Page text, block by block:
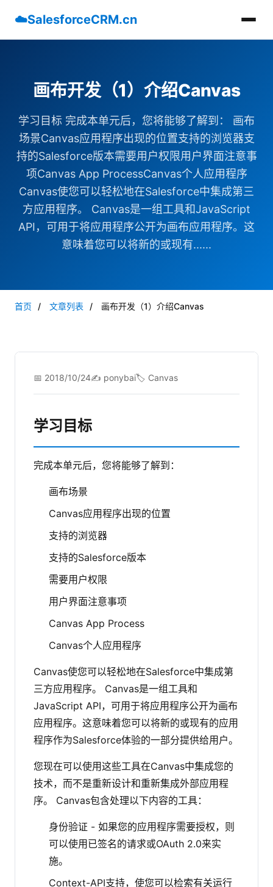
☁️SalesforceCRM.cn
画布开发（1）介绍Canvas
学习目标 完成本单元后，您将能够了解到： 画布
场景Canvas应用程序出现的位置支持的浏览器支
持的Salesforce版本需要用户权限用户界面注意事
项Canvas App ProcessCanvas个人应用程序
Canvas使您可以轻松地在Salesforce中集成第三
方应用程序。 Canvas是一组工具和JavaScript
API，可用于将应用程序公开为画布应用程序。这
意味着您可以将新的或现有......
首页 / 文章列表 / 画布开发（1）介绍Canvas
📅 2018/10/24✍️ ponybai🏷️ Canvas
学习目标
完成本单元后，您将能够了解到：
画布场景
Canvas应用程序出现的位置
支持的浏览器
支持的Salesforce版本
需要用户权限
用户界面注意事项
Canvas App Process
Canvas个人应用程序
Canvas使您可以轻松地在Salesforce中集成第
三方应用程序。 Canvas是一组工具和
JavaScript API，可用于将应用程序公开为画布
应用程序。这意味着您可以将新的或现有的应用
程序作为Salesforce体验的一部分提供给用户。
您现在可以使用这些工具在Canvas中集成您的
技术，而不是重新设计和重新集成外部应用程
序。 Canvas包含处理以下内容的工具：
身份验证 - 如果您的应用程序需要授权，则
可以使用已签名的请求或OAuth 2.0来实
施。
Context-API支持，使您可以检索有关运行